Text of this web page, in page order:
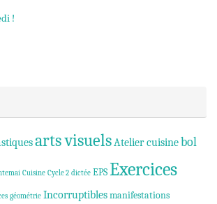
!
arts visuels Atelier cuisinebol
Cuisine Cycle 2 dictée EPSExercices
géométrie Incorruptiblesmanifestations